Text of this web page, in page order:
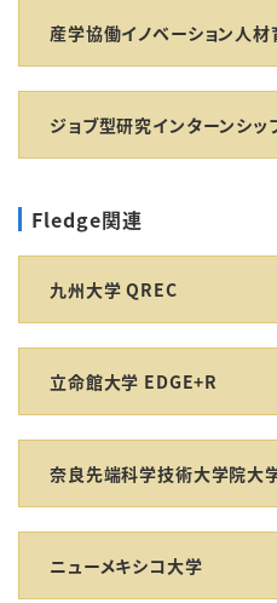
産学協働イノベーション人
ジョブ型研究インターンシ
Fledge関連
九州大学 QREC
立命館大学 EDGE+R
奈良先端科学技術大学院大
ニューメキシコ大学